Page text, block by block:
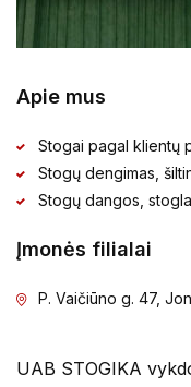
Apie mus
Stogai pagal klientų
Stogų dengimas,
Stogų dangos,
Įmonės filialai
P. Vaičiūno g. 47,
UAB STOGIKA